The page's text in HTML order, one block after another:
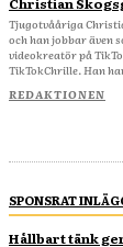
Tjugotvååriga
och han jobbar även
videokreatör på
TikTokChrille. Han
REDAKTIONEN
SPONSRAT
Hållbart tänk